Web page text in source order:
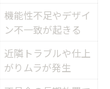
機能性不足やデザイ
ン不一致が起きる
近隣トラブルや仕上
がりムラが発生